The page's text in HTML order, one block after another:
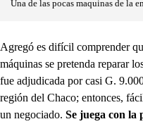
Una de las pocas maquinas de la
Agregó es difícil comprender
máquinas se pretenda reparar
fue adjudicada por casi G.
región del Chaco; entonces,
un negociado. Se juega con la